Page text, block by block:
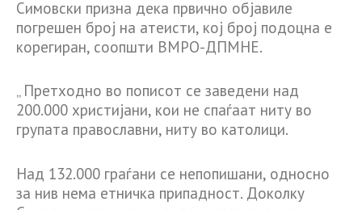
Симовски призна дека првично објавиле
погрешен број на атеисти, кој број подоцна е
корегиран, соопшти ВМРО-ДПМНЕ.
„ Претходно во пописот се заведени над
200.000 христијани, кои не спаѓаат ниту во
групата православни, ниту во католици.
Над 132.000 граѓани се непопишани, односно
за нив нема етничка припадност. Доколку